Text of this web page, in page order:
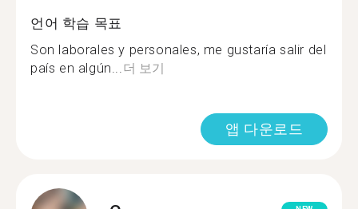
언어 학습 목표
Son laborales y personales, me gustaría salir del
país en algún...더 보기
앱 다운로드